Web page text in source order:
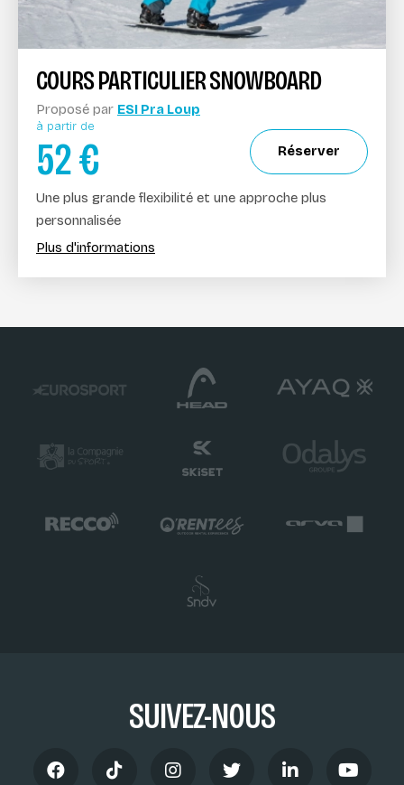
COURS PARTICULIER SNOWBOARD
Proposé par ESI Pra Loup
à partir de
52€ Réserver
Une plus grande flexibilité et une approche plus
personnalisée
Plus d'informations
SUIVEZ-NOUS